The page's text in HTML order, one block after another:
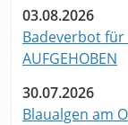
03.08.2026
Badeverbot
AUFGEHOBEN
30.07.2026
Blaualgen am